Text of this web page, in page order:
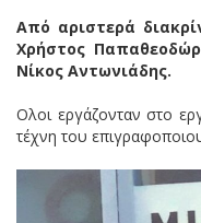
Από αριστερά
Χρήστος
Νίκος Αντωνιάδης.
Ολοι εργάζονταν στο
τέχνη του